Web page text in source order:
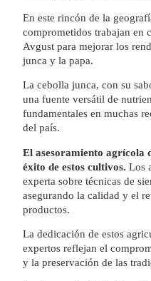
En este rincón de la
comprometidos trabajan en
Avgust para mejorar los
junca y la papa.
La cebolla junca, con su
una fuente versátil de
fundamentales en muchas
del país.
El asesoramiento agrícola
éxito de estos cultivos.Los
experta sobre técnicas de
asegurando la calidad y el
productos.
La dedicación de estos
expertos reflejan el
y la preservación de las